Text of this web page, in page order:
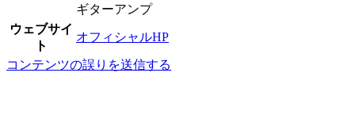
ギターアンプ
ウェブサイ
ト
オフィシャルHP
コンテンツの誤りを送信する